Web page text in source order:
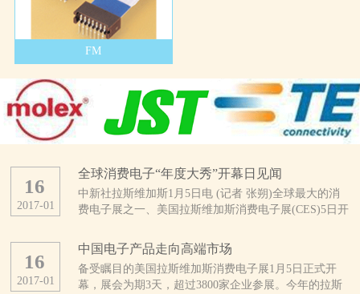
FM
全球消费电子“年度大秀”开幕日见闻
中新社拉斯维加斯1月5日电 (记者 张朔)全球最大的消
费电子展之一、美国拉斯维加斯消费电子展(CES)5日开
呈。 当天上午，拉斯维加斯会展中心外，领取证件
的人与找停车位的车都排起了长龙。会展中心内，也是
人头攒动、摩肩接踵。 据CES主办方、美国消费技
术协会统计，今年有3800多家公司及16.5万多人参展，
2017-01
16
中国电子产品走向高端市场
备受瞩目的美国拉斯维加斯消费电子展1月5日正式开
幕，展会为期3天，超过3800家企业参展。今年的拉斯
2017-01
16